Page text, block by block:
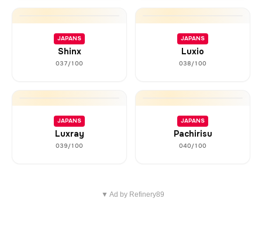
JAPANS
Shinx
037/100
JAPANS
Luxio
038/100
JAPANS
Luxray
039/100
JAPANS
Pachirisu
040/100
▼ Ad by Refinery89